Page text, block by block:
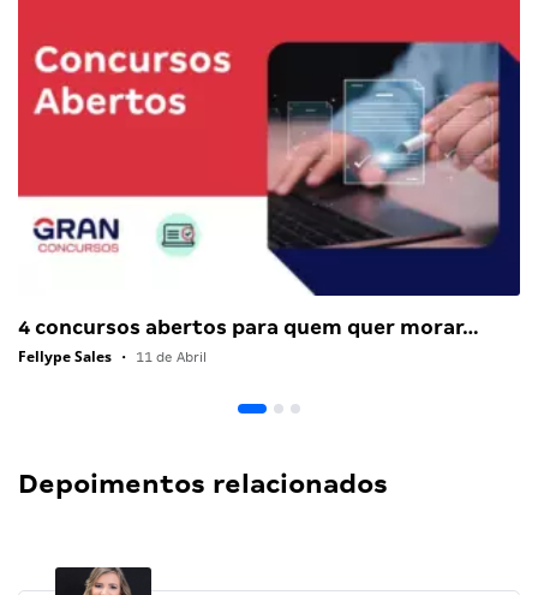
4 concursos abertos para quem quer morar…
Fellype Sales • 11 de Abril
Depoimentos relacionados